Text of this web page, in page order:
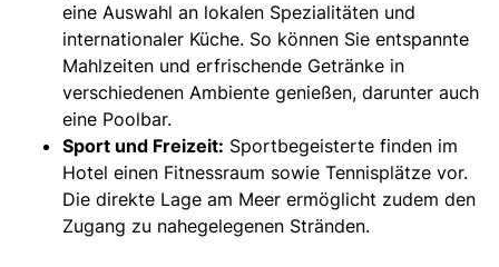
eine Auswahl an lokalen Spezialitäten und
internationaler Küche. So können Sie entspannte
Mahlzeiten und erfrischende Getränke in
verschiedenen Ambiente genießen, darunter auch
eine Poolbar.
Sport und Freizeit: Sportbegeisterte finden im
Hotel einen Fitnessraum sowie Tennisplätze vor.
Die direkte Lage am Meer ermöglicht zudem den
Zugang zu nahegelegenen Stränden.